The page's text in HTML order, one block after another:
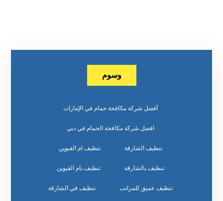
وسوم
أفضل شركة مكافحة حمام في الإمارات
افضل شركة مكافحة الحمام في دبي
تنظيف الشارقة تنظيف ام القيوين
تنظيف بالشارقة تنظيف بام القيوين
تنظيف عميق للمراتب تنظيف في الشارقة